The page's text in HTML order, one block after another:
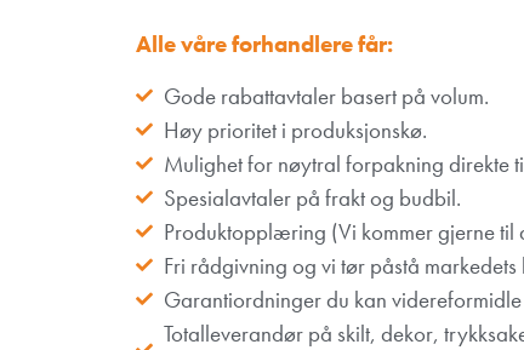
Alle våre forhandlere får:
Gode rabattavtaler basert på volum.
Høy prioritet i produksjonskø.
Mulighet for nøytral forpakning direkte
Spesialavtaler på frakt og budbil.
Produktopplæring (Vi kommer gjerne til
Fri rådgivning og vi tør påstå
Garantiordninger du kan
Totalleverandør på skilt, dekor,